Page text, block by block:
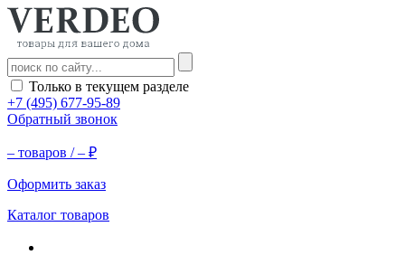
Только в текущем разделе
+7 (495) 677-95-89
Обратный звонок
– товаров /– ₽
Оформить заказ
Каталог товаров